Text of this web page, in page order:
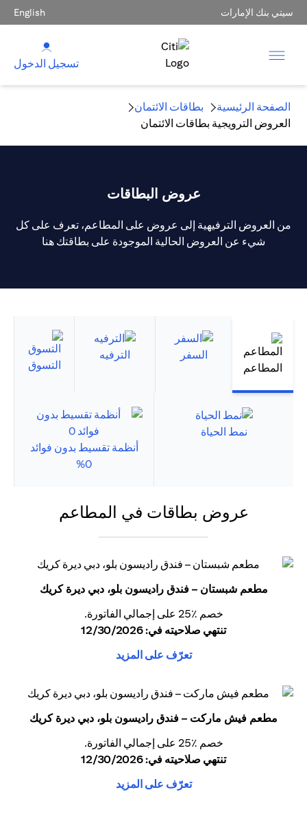
سيتي بنك الإمارات English
تسجيل الدخول
الصفحة الرئيسية
بطاقات الائتمان
العروض الترويجية بطاقات الائتمان
عروض البطاقات
من العروض الترفيهية إلى عروض على المطاعم، تعرف على كل
شيء عن العروض الحالية الموجودة على بطاقتك هنا
المطاعم
السفر الترفيه
التسوق
نمط الحياة
أنظمة تقسيط بدون فوائد
0%
عروض بطاقات في المطاعم
مطعم شبستان – فندق راديسون بلو، دبي ديرة كريك
خصم ٪25 على إجمالي الفاتورة.
تنتهي صلاحيته في: 12/30/2026
تعرّف على المزيد
مطعم فيش ماركت – فندق راديسون بلو، دبي ديرة كريك
خصم ٪25 على إجمالي الفاتورة.
تنتهي صلاحيته في: 12/30/2026
تعرّف على المزيد